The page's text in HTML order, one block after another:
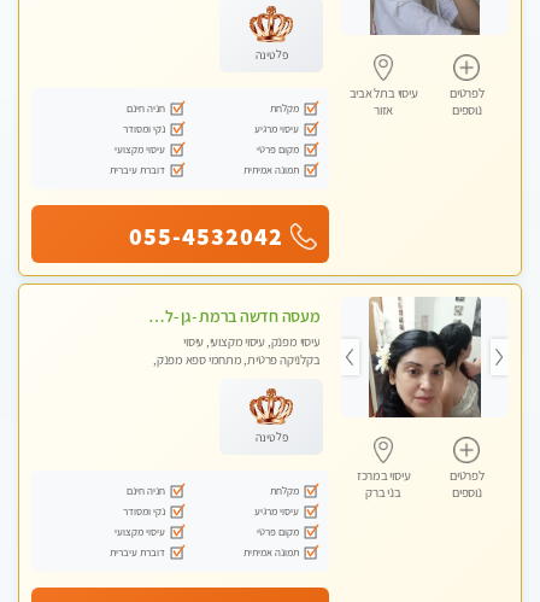
לפרטים
נוספים
עיסוי בתל אביב
אזור
פלטינה
מקלחת
חניה חינם
עיסוי מרגיע
נקי ומסודר
מקום פרטי
עיסוי מקצועי
תמונה אמיתית
דוברת עיברית
055-4532042
לפרטים
נוספים
עיסוי במרכז
בני ברק
מעסה חדשה ברמת -גן -לעיסוי מיוחד ואיכותי מקום פרטי ואינטימי ושקט מומלץ לחלוטין!!
עיסוי מפנק, עיסוי מקצועי, עיסוי
בקלניקה פרטית, מתחמי ספא מפנק,
פלטינה
מקלחת
חניה חינם
עיסוי מרגיע
נקי ומסודר
מקום פרטי
עיסוי מקצועי
תמונה אמיתית
דוברת עיברית